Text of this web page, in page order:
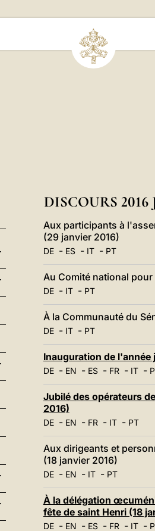
DISCOURS
Aux participants à
(29 janvier 2016)
DE- ES- IT- PT
Au Comité national
DE- IT- PT
À la Communauté du
DE- IT- PT
Inauguration de l'année
DE- EN - ES- FR- IT-
Jubilé des opérateurs
2016)
DE- EN - FR- IT- PT
Aux dirigeants et
(18 janvier 2016)
DE- EN - IT- PT
À la délégation
fête de saint Henri (18
DE- EN - ES- FR- IT-